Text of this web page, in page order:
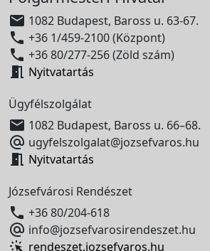
 1082 Budapest, Baross u. 63-67.
 +36 1/459-2100 (Központ)
 +36 80/277-256 (Zöld szám)
 Nyitvatartás
Ügyfélszolgálat
 1082 Budapest, Baross u. 66–68.
 ugyfelszolgalat@jozsefvaros.hu
 Nyitvatartás
Józsefvárosi Rendészet
 +36 80/204-618
 info@jozsefvarosirendeszet.hu
rendeszet.jozsefvaros.hu